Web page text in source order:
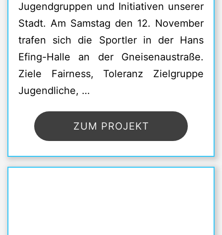
Jugendgruppen und Initiativen unserer
Stadt. Am Samstag den 12. November
trafen sich die Sportler in der Hans
Efing-Halle an der Gneisenaustraße.
Ziele Fairness, Toleranz Zielgruppe
Jugendliche, …
ZUM PROJEKT